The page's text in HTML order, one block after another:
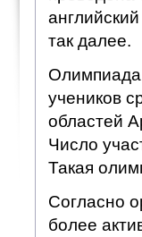
так далее.
Олимпиада
учеников
областей
Число
Такая
Согласно
более